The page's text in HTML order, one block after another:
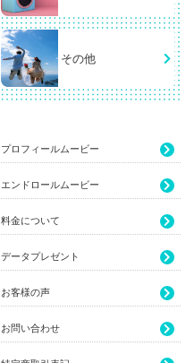
その他
プロフィールムービー
エンドロールムービー
料金について
データプレゼント
お客様の声
お問い合わせ